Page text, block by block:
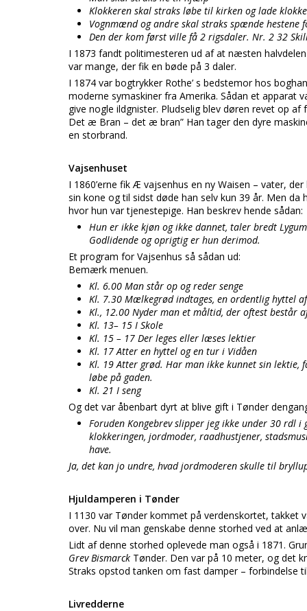
Klokkeren skal straks løbe til kirken og lade
Vognmænd og andre skal straks spænde
Den der kom først ville få 2 rigsdaler. Nr. 2 32
I 1873 fandt politimesteren ud af at næsten
var mange, der fik en bøde på 3 daler.
I 1874 var bogtrykker Rothe’ s bedstemor hos
moderne symaskiner fra Amerika. Sådan et apparat
give nogle ildgnister. Pludselig blev døren revet op
Det æ Bran – det æ bran” Han tager den dyre
en storbrand.
Vajsenhuset
I 1860’erne fik Æ vajsenhus en ny Waisen – vater,
sin kone og til sidst døde han selv kun 39 år. Men
hvor hun var tjenestepige. Han beskrev hende sådan:
Hun er ikke kjøn og ikke dannet, taler bredt
Godlidende og oprigtig er hun derimod.
Et program for Vajsenhus så sådan ud:
Bemærk menuen.
Kl. 6.00 Man står op og reder senge
Kl. 7.30 Mælkegrød indtages, en ordentlig hyttel
Kl., 12.00 Nyder man et måltid, der oftest består
Kl. 13– 15 I Skole
Kl. 15 – 17 Der leges eller læses lektier
Kl. 17 Atter en hyttel og en tur i Vidåen
Kl. 19 Atter grød. Har man ikke kunnet sin
løbe på gaden.
Kl. 21 I seng
Og det var åbenbart dyrt at blive gift i Tønder
Foruden Kongebrev slipper jeg ikke under 30
klokkeringen, jordmoder, raadhustjener,
have.
Ja, det kan jo undre, hvad jordmoderen skulle til
Hjuldamperen i Tønder
I 1130 var Tønder kommet på verdenskortet,
over. Nu vil man genskabe denne storhed ved at
Lidt af denne storhed oplevede man også i 1871.
Grev Bismarck Tønder. Den var på 10 meter, og det
Straks opstod tanken om fast damper – forbindelse
Livredderne